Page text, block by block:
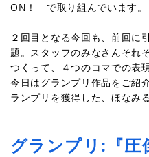
ON！ で取り組んでいます。
２回目となる今回も、前回に
題。スタッフのみなさんそれ
つくって、４つのコマでの表
今日はグランプリ作品をご紹
ランプリを獲得した、ほなみ
グランプリ:『